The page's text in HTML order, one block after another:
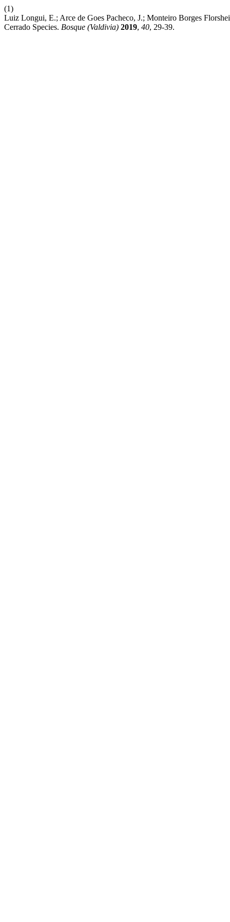
(1)
Luiz Longui, E.; Arce de Goes Pacheco, J.; Monteiro Borges
Cerrado Species. Bosque (Valdivia) 2019, 40, 29-39.